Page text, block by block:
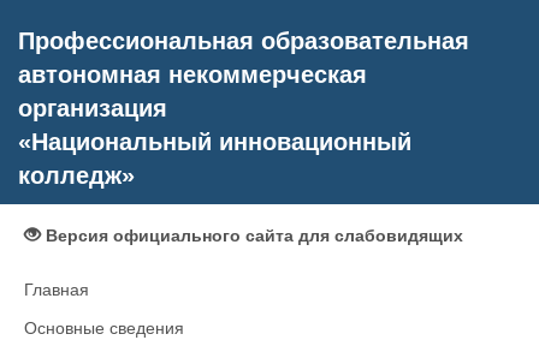
Профессиональная образовательная
автономная некоммерческая
организация
«Национальный инновационный
колледж»
Версия официального сайта для слабовидящих
Главная
Основные сведения